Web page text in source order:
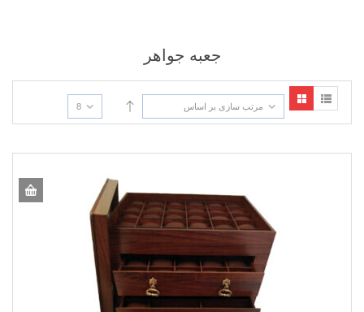
جعبه جواهر
مرتب سازی بر اساس 8